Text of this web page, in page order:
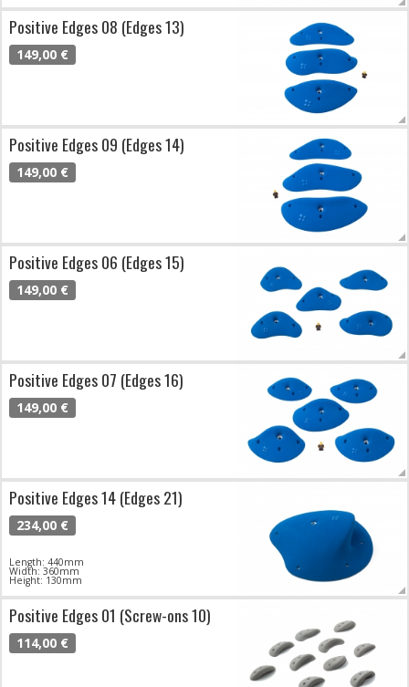
Positive Edges 08 (Edges 13)
149,00 €
Positive Edges 09 (Edges 14)
149,00 €
Positive Edges 06 (Edges 15)
149,00 €
Positive Edges 07 (Edges 16)
149,00 €
Positive Edges 14 (Edges 21)
234,00 €
Length: 440mm
Width: 360mm
Height: 130mm
Positive Edges 01 (Screw-ons 10)
114,00 €